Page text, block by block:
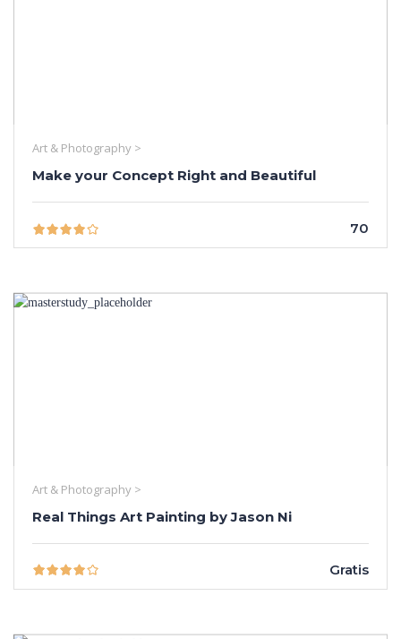
Art & Photography >
Make your Concept Right and Beautiful
70
Art & Photography >
Real Things Art Painting by Jason Ni
Gratis